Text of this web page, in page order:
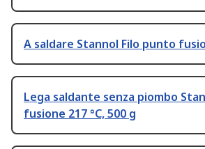
A saldare Stannol Filo punto
Lega saldante senza piombo
fusione 217 °C, 500 g